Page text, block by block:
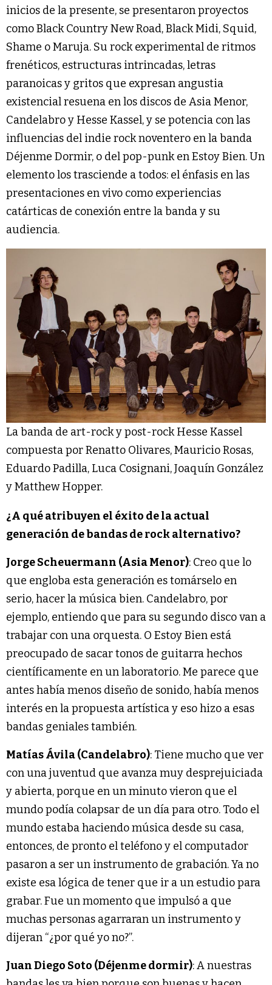
inicios de la presente, se presentaron proyectos
como Black Country New Road, Black Midi, Squid,
Shame o Maruja. Su rock experimental de ritmos
frenéticos, estructuras intrincadas, letras
paranoicas y gritos que expresan angustia
existencial resuena en los discos de Asia Menor,
Candelabro y Hesse Kassel, y se potencia con las
influencias del indie rock noventero en la banda
Déjenme Dormir, o del pop-punk en Estoy Bien. Un
elemento los trasciende a todos: el énfasis en las
presentaciones en vivo como experiencias
catárticas de conexión entre la banda y su
audiencia.
La banda de art-rock y post-rock Hesse Kassel
compuesta por Renatto Olivares, Mauricio Rosas,
Eduardo Padilla, Luca Cosignani, Joaquín González
y Matthew Hopper.
¿A qué atribuyen el éxito de la actual
generación de bandas de rock alternativo?
Jorge Scheuermann (Asia Menor): Creo que lo
que engloba esta generación es tomárselo en
serio, hacer la música bien. Candelabro, por
ejemplo, entiendo que para su segundo disco van a
trabajar con una orquesta. O Estoy Bien está
preocupado de sacar tonos de guitarra hechos
científicamente en un laboratorio. Me parece que
antes había menos diseño de sonido, había menos
interés en la propuesta artística y eso hizo a esas
bandas geniales también.
Matías Ávila (Candelabro): Tiene mucho que ver
con una juventud que avanza muy desprejuiciada
y abierta, porque en un minuto vieron que el
mundo podía colapsar de un día para otro. Todo el
mundo estaba haciendo música desde su casa,
entonces, de pronto el teléfono y el computador
pasaron a ser un instrumento de grabación. Ya no
existe esa lógica de tener que ir a un estudio para
grabar. Fue un momento que impulsó a que
muchas personas agarraran un instrumento y
dijeran “¿por qué yo no?”.
Juan Diego Soto (Déjenme dormir): A nuestras